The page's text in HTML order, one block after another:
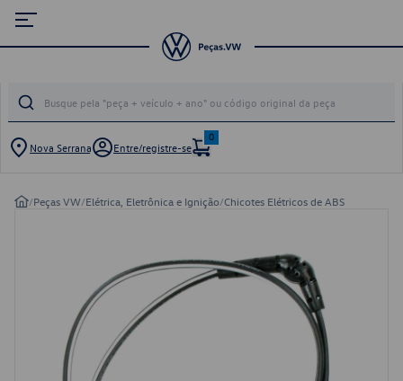
Nova Serrana Entre/registre-se
0
/Peças VW/Elétrica, Eletrônica e Ignição/Chicotes Elétricos de ABS